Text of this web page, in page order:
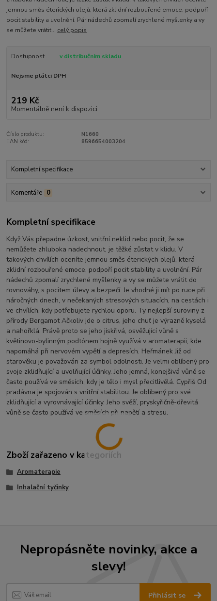
jemnou směs éterických olejů, která zklidní rozbouřené emoce, podpoří
pocit stability a uvolnění. Pár nádechů zpomalí zrychlené myšlenky a vy
se můžete vrátit... celý popis
Dostupnost v distribučním skladu
Nejsme plátci DPH
219 Kč
Momentálně není k dispozici
Číslo produktu:
N1660
EAN kód:
8596654003204
Kompletní specifikace
Komentáře 0
Kompletní specifikace
Když Vás přepadne úzkost, vnitřní neklid nebo pocit, že se
nemůžete zhluboka nadechnout, je těžké zůstat v klidu. V
takových chvílích oceníte jemnou směs éterických olejů, která
zklidní rozbouřené emoce, podpoří pocit stability a uvolnění. Pár
nádechů zpomalí zrychlené myšlenky a vy se můžete vrátit do
rovnováhy, s pocitem úlevy a bezpečí. Je vhodné ji mít po ruce při
náročných dnech, v nečekaných stresových situacích, na cestách i
ve chvílích, kdy potřebujete rychlou oporu. Ty nejlepší suroviny z
přírody Bergamot Ačkoliv jde o citrus, jeho chuť je výrazně kyselá
a nahořklá. Právě proto se jeho jiskřivá, osvěžující vůně s
květinovo-bylinným podtónem hojně využívá v aromaterapii, kde
napomáhá při nervovém vypětí a depresích. Heřmánek Již od
starověku je považován za symbol odolnosti. Je velmi oblíbený pro
svoje zklidňující a uvolňující účinky. Jeho jemná, konejšivá vůně se
často používá ve směsích, kdy je tělo i mysl přecitlivělá. Cypřiš Od
pradávna je spojován s vnitřní stabilitou. Je oblíbený pro své
zklidňující a vyrovnávající účinky. Jeho svěží, pryskyřičně-dřevitá
vůně se často používá ve směsích při napětí a stresu.
Zboží zařazeno v kategoriích
Aromaterapie
Inhalační tyčinky
Nepropásněte novinky, akce a
slevy!
Přihlásit se